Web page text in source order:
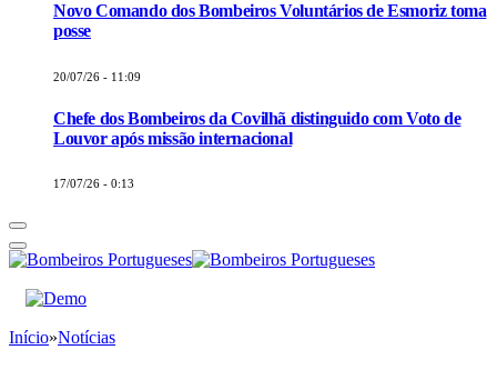
Novo Comando dos Bombeiros Voluntários de Esmoriz toma
posse
20/07/26 - 11:09
Chefe dos Bombeiros da Covilhã distinguido com Voto de
Louvor após missão internacional
17/07/26 - 0:13
Início»Notícias